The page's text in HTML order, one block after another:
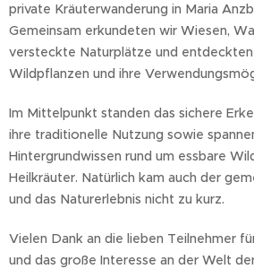
private Kräuterwanderung in Maria
Gemeinsam erkundeten wir Wiesen,
versteckte Naturplätze und
Wildpflanzen und ihre
Im Mittelpunkt standen das sichere
ihre traditionelle Nutzung sowie
Hintergrundwissen rund um essbare
Heilkräuter. Natürlich kam auch der
und das Naturerlebnis nicht zu kurz.
Vielen Dank an die lieben Teilnehmer
und das große Interesse an der Welt